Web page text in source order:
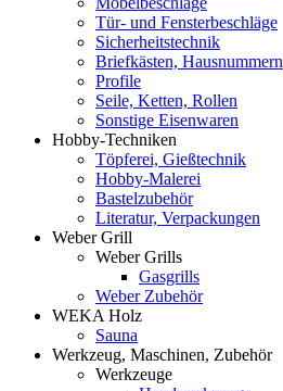
Tür- und Fensterbeschläge
Sicherheitstechnik
Briefkästen, Hausnummern
Profile
Seile, Ketten, Rollen
Sonstige Eisenwaren
Hobby-Techniken
Töpferei, Gießtechnik
Hobby-Malerei
Bastelzubehör
Literatur, Verpackungen
Weber Grill
Weber Grills
Gasgrills
Weber Zubehör
WEKA Holz
Sauna
Werkzeug, Maschinen, Zubehör
Werkzeuge